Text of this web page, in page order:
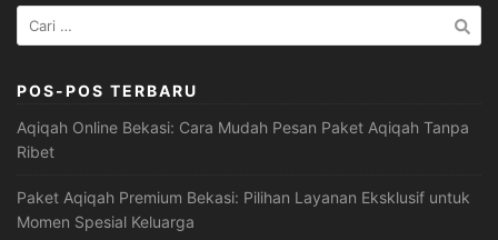
Cari
untuk:
POS-POS TERBARU
Aqiqah Online Bekasi: Cara Mudah Pesan Paket Aqiqah Tanpa
Ribet
Paket Aqiqah Premium Bekasi: Pilihan Layanan Eksklusif untuk
Momen Spesial Keluarga